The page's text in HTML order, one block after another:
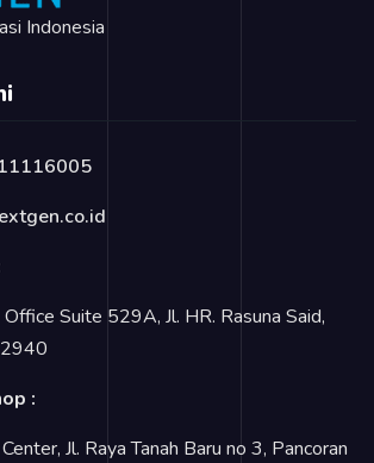
Indonesia
Suite 529A, Jl. HR. Rasuna Said,
:
Jl. Raya Tanah Baru no 3, Pancoran